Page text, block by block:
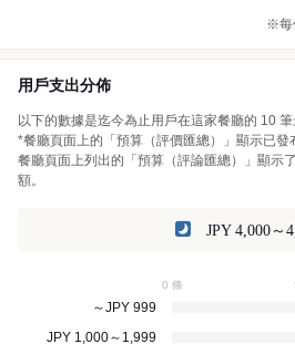
※每
用戶支出分佈
以下的數據是迄今為止用戶在這家餐廳的 10
*餐廳頁面上的「預算（評價匯總）」顯示已發
餐廳頁面上列出的「預算（評論匯總）」顯示
額。
JPY 4,000～
0 條
～JPY 999
JPY 1,000～1,999